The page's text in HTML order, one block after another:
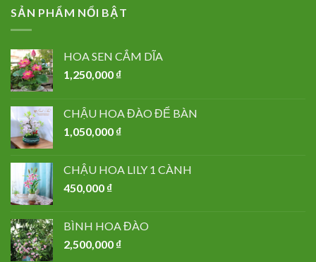
SẢN PHẨM NỔI BẬT
HOA SEN CẮM DĨA
1,250,000 ₫
CHẬU HOA ĐÀO ĐỂ BÀN
1,050,000 ₫
CHẬU HOA LILY 1 CÀNH
450,000 ₫
BÌNH HOA ĐÀO
2,500,000 ₫